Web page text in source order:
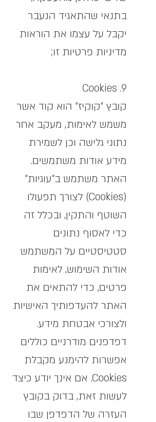
בתנאי שהתאגיד הנעבר
יקבל על עצמו את הוראות
מדיניות פרטיות זו;
Cookies .9
קובץ "קוקיז" הוא קוד אשר
משמש לאימות, מעקב אחר
נתוני גלישה וכן לשמירת
מידע אודות משתמשים.
האתר משתמש ב"עוגיות"
(Cookies) לצורך תפעולו
השוטף והתקין, ובכלל זה
כדי לאסוף נתונים
סטטיסטיים על המשתמש
אודות השימוש, לאימות
פרטים, כדי להתאים את
האתר להעדפותיך האישיות
ולצורכי אבטחת מידע.
דפדפנים מודרניים כוללים
אפשרות להימנע מקבלת
Cookies. אם אינך יודע כיצד
לעשות זאת, בדוק בקובץ
העזרה של הדפדפן שבו